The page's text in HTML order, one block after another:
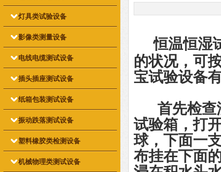
灯具类试验设备
影像类测量设备
电线电缆测试设备
插头插座测试设备
纸箱包装测试设备
振动跌落测试设备
塑料橡胶类检测设备
机械物理类测试设备
恒温恒湿
的状况，可
宝试验设备
首先检查
试验箱，打
球，下面一
布挂在下面